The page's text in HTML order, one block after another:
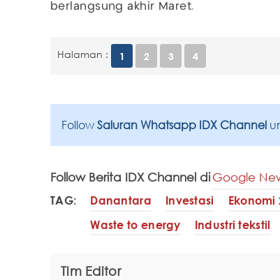
berlangsung akhir Maret.
Halaman : 1 2 3 4
Follow Saluran Whatsapp IDX Channel
Follow Berita IDX Channel diGoogle
TAG: Danantara Investasi Ekonomi
Waste to energy
Industri tekstil
Tim Editor